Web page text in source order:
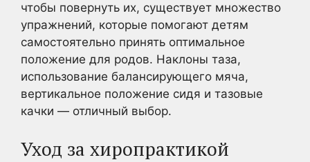
чтобы повернуть их, существует множество
упражнений, которые помогают детям
самостоятельно принять оптимальное
положение для родов. Наклоны таза,
использование балансирующего мяча,
вертикальное положение сидя и тазовые
качки — отличный выбор.
Уход за хиропрактикой